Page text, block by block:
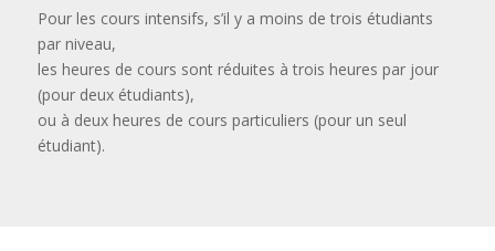
Pour les cours intensifs, s’il y a moins de trois étudiants
par niveau,
les heures de cours sont réduites à trois heures par jour
(pour deux étudiants),
ou à deux heures de cours particuliers (pour un seul
étudiant).